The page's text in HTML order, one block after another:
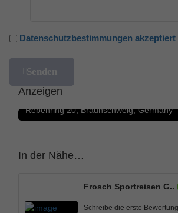
Datenschutzbestimmungen akzeptiert
Anzeigen
Blumengeschäfte
Rosenbote.de – Blumenversand für
Rebenring 20, Braunschweig, Germany
In der Nähe…
Frosch Sportreisen G..
Schreibe die erste